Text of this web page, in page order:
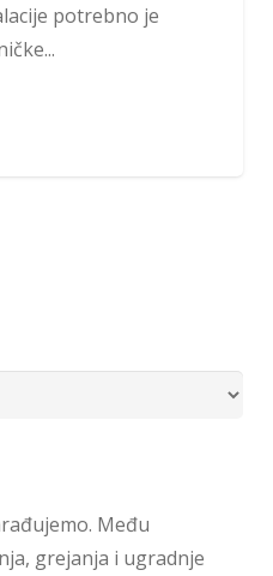
potrebno je
Među
grejanja i ugradnje